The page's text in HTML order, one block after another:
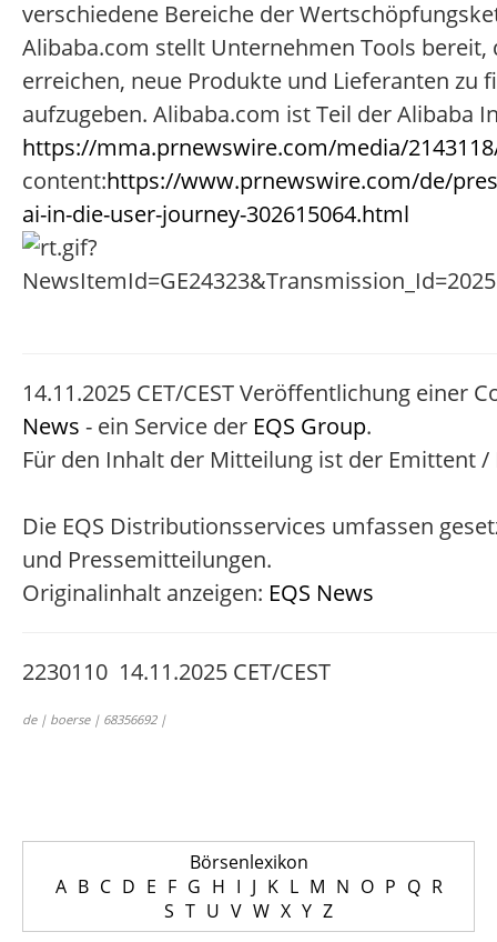
verschiedene Bereiche der
Alibaba.com stellt Unternehmen Tools
erreichen, neue Produkte und Lieferanten
aufzugeben. Alibaba.com ist Teil der Alibaba
https://mma.prnewswire.com/media/
content:https://www.prnewswire.com/de/
ai-in-die-user-journey-302615064.html
14.11.2025 CET/CEST Veröffentlichung
News - ein Service der EQS Group.
Für den Inhalt der Mitteilung ist der Emittent
Die EQS Distributionsservices umfassen
und Pressemitteilungen.
Originalinhalt anzeigen: EQS News
2230110 14.11.2025 CET/CEST
de | boerse | 68356692 |
Börsenlexikon
A B C D E F G H I J K L M N O P Q R
S T U V W X Y Z